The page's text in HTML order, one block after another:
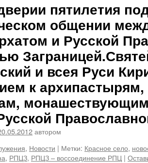
пятилетия
общении
и Русской
и всея Руси
к
автором
, Новости | Метки: Красное село,
, РПЦЗ, РПЦЗ – воссоединение РПЦ |